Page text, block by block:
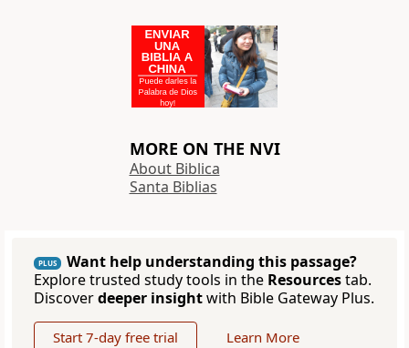
MORE ON THE NVI
About Biblica
Santa Biblias
PLUS
Want help understanding this passage?
Explore trusted study tools in the Resourcestab.
Discoverdeeper insightwith Bible Gateway Plus.
Start 7-day free trial Learn More